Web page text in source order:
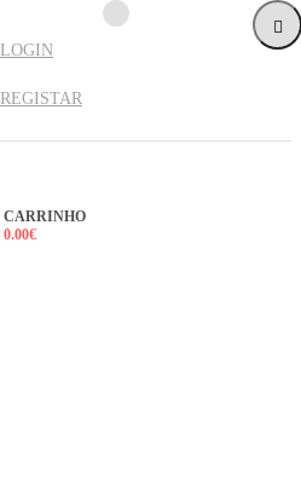
LOGIN
REGISTAR
CARRINHO
0.00€